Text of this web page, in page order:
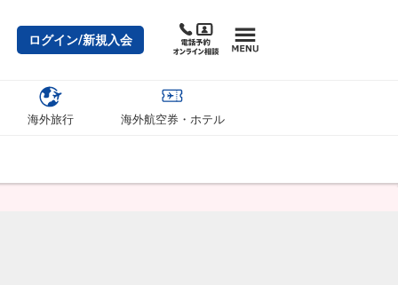
ログイン/新規入会
海外旅行 海外航空券・ホテル